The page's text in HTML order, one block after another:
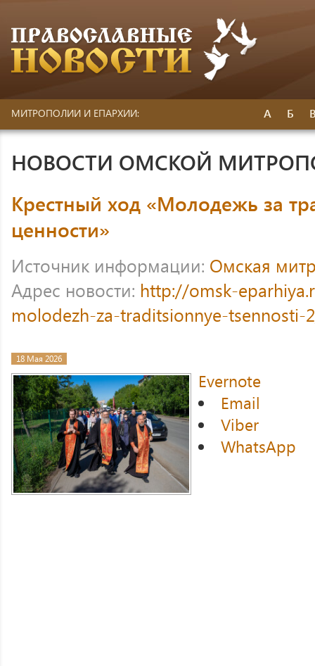
МИТРОПОЛИИ И ЕПАРХИИ: А Б
НОВОСТИ ОМСКОЙ
Крестный ход «Молодежь за
ценности»
Источник информации: Омская
Адрес новости: http://omsk-
molodezh-za-traditsionnye-tsennosti-
18 Мая 2026
Evernote
Email
Viber
WhatsApp